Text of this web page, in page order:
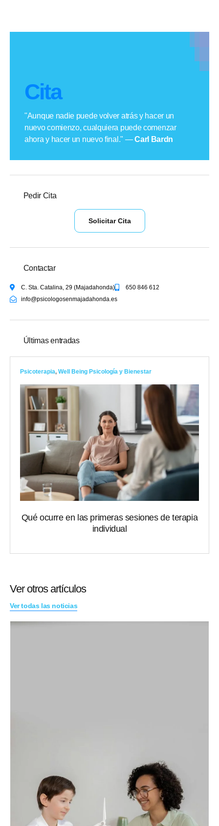
Cita
"Aunque nadie puede volver atrás y hacer un
nuevo comienzo, cualquiera puede comenzar
ahora y hacer un nuevo final." —Carl Bardn
Pedir Cita
Solicitar Cita
Contactar
C. Sta. Catalina, 29 (Majadahonda)
650 846 612
info@psicologosenmajadahonda.es
Últimas entradas
Psicoterapia, Well Being Psicología y Bienestar
Qué ocurre en las primeras sesiones de terapia
individual
Ver otros artículos
Ver todas las noticias